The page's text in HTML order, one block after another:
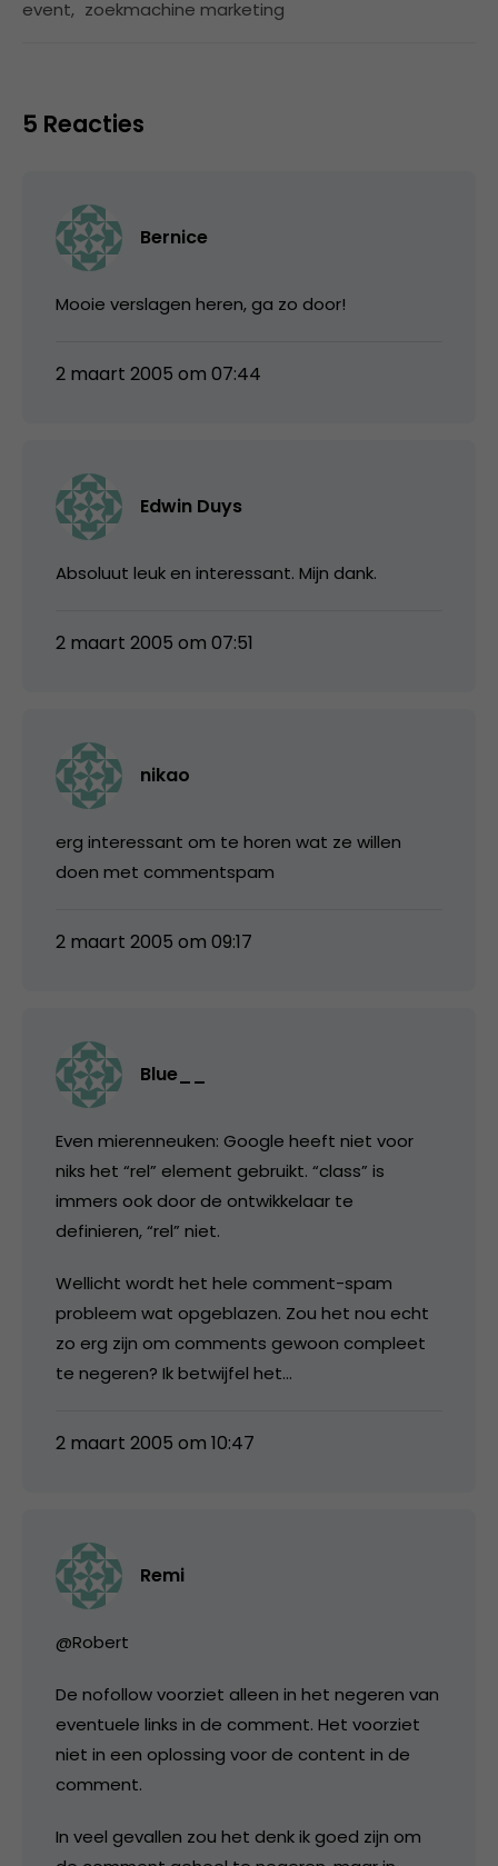
event, zoekmachine marketing
5 Reacties
Bernice
Mooie verslagen heren, ga zo door!
2 maart 2005 om 07:44
Edwin Duys
Absoluut leuk en interessant. Mijn dank.
2 maart 2005 om 07:51
nikao
erg interessant om te horen wat ze willen
doen met commentspam
2 maart 2005 om 09:17
Blue__
Even mierenneuken: Google heeft niet voor
niks het “rel” element gebruikt. “class” is
immers ook door de ontwikkelaar te
definieren, “rel” niet.
Wellicht wordt het hele comment-spam
probleem wat opgeblazen. Zou het nou echt
zo erg zijn om comments gewoon compleet
te negeren? Ik betwijfel het…
2 maart 2005 om 10:47
Remi
@Robert
De nofollow voorziet alleen in het negeren van
eventuele links in de comment. Het voorziet
niet in een oplossing voor de content in de
comment.
In veel gevallen zou het denk ik goed zijn om